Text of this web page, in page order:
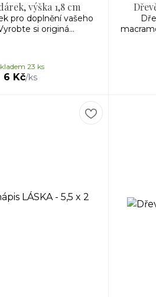
výška 1,8 cm
pro doplnění vašeho
si originá...
6 Kč/ks
23 ks